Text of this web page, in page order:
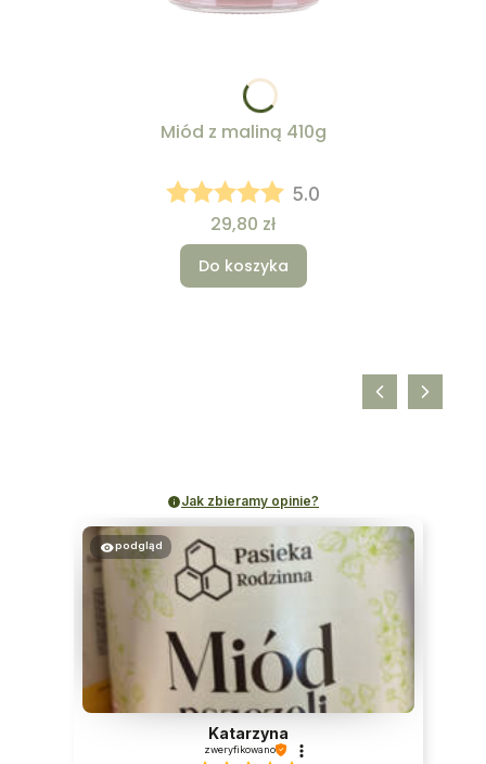
Miód z maliną 410g
5.0
Cena
29,80 zł
Do koszyka
Jak zbieramy opinie?
podgląd
Katarzyna
zweryfikowano